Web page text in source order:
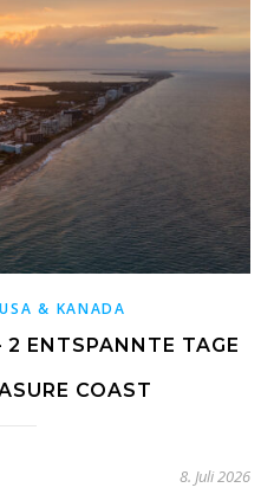
USA & KANADA
ENTSPANNTE TAGE
COAST
8. Juli 2026